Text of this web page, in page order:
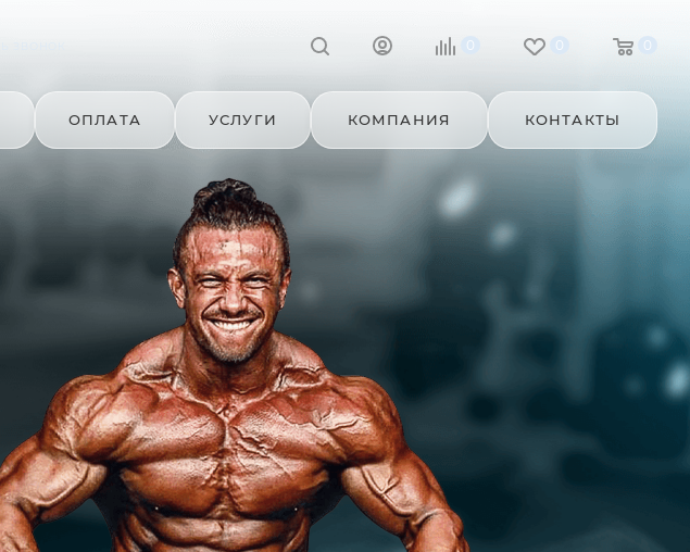
0 0 0
ОПЛАТА УСЛУГИ КОМПАНИЯ КОНТАКТЫ